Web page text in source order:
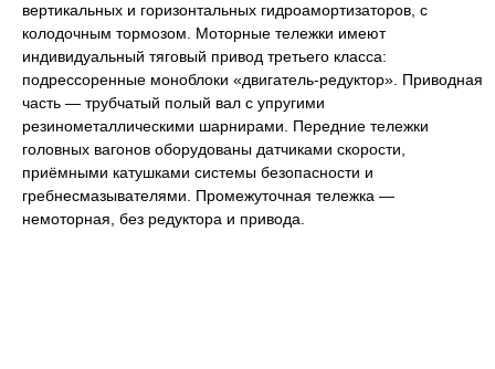
вертикальных и горизонтальных гидроамортизаторов, с
колодочным тормозом. Моторные тележки имеют
индивидуальный тяговый привод третьего класса:
подрессоренные моноблоки «двигатель-редуктор». Приводная
часть — трубчатый полый вал с упругими
резинометаллическими шарнирами. Передние тележки
головных вагонов оборудованы датчиками скорости,
приёмными катушками системы безопасности и
гребнесмазывателями. Промежуточная тележка —
немоторная, без редуктора и привода.